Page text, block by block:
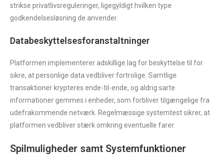
strikse privatlivsreguleringer, ligegyldigt hvilken type
godkendelsesløsning de anvender.
Databeskyttelsesforanstaltninger
Platformen implementerer adskillige lag for beskyttelse til for
sikre, at personlige data vedbliver fortrolige. Samtlige
transaktioner krypteres ende-til-ende, og aldrig sarte
informationer gemmes i enheder, som forbliver tilgængelige fra
udefrakommende netværk. Regelmæssige systemtest sikrer, at
platformen vedbliver stærk omkring eventuelle farer.
Spilmuligheder samt Systemfunktioner